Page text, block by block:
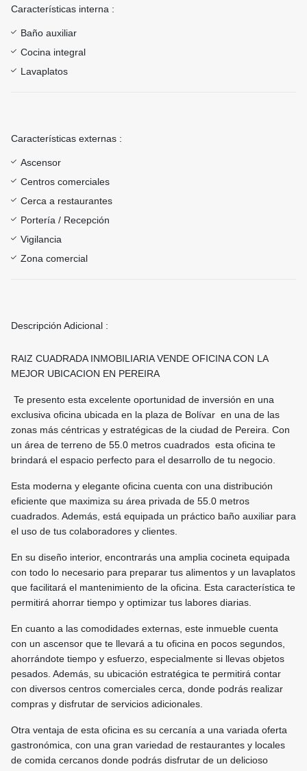
Características interna :
Baño auxiliar
Cocina integral
Lavaplatos
Características externas :
Ascensor
Centros comerciales
Cerca a restaurantes
Portería / Recepción
Vigilancia
Zona comercial
Descripción Adicional :
RAIZ CUADRADA INMOBILIARIA VENDE OFICINA CON LA
MEJOR UBICACION EN PEREIRA
Te presento esta excelente oportunidad de inversión en una
exclusiva oficina ubicada en la plaza de Bolívar en una de las
zonas más céntricas y estratégicas de la ciudad de Pereira. Con
un área de terreno de 55.0 metros cuadrados esta oficina te
brindará el espacio perfecto para el desarrollo de tu negocio.
Esta moderna y elegante oficina cuenta con una distribución
eficiente que maximiza su área privada de 55.0 metros
cuadrados. Además, está equipada un práctico baño auxiliar para
el uso de tus colaboradores y clientes.
En su diseño interior, encontrarás una amplia cocineta equipada
con todo lo necesario para preparar tus alimentos y un lavaplatos
que facilitará el mantenimiento de la oficina. Esta característica te
permitirá ahorrar tiempo y optimizar tus labores diarias.
En cuanto a las comodidades externas, este inmueble cuenta
con un ascensor que te llevará a tu oficina en pocos segundos,
ahorrándote tiempo y esfuerzo, especialmente si llevas objetos
pesados. Además, su ubicación estratégica te permitirá contar
con diversos centros comerciales cerca, donde podrás realizar
compras y disfrutar de servicios adicionales.
Otra ventaja de esta oficina es su cercanía a una variada oferta
gastronómica, con una gran variedad de restaurantes y locales
de comida cercanos donde podrás disfrutar de un delicioso